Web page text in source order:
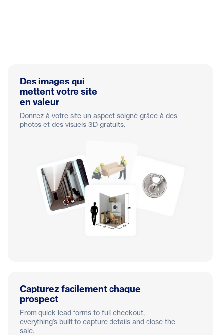
Des images qui
mettent votre site
en valeur
Donnez à votre site un aspect soigné grâce à des
photos et des visuels 3D gratuits.
Capturez facilement chaque
prospect
From quick lead forms to full checkout,
everything’s built to capture details and close the
sale.